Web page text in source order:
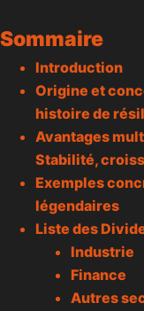
Sommaire
Introduction
Origine et
histoire de
Avantages
Stabilité,
Exemples
légendaires
Liste des
Industrie
Finance
Autres